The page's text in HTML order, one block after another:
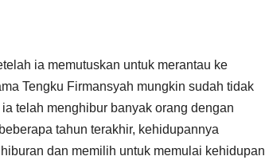
ia memutuskan untuk merantau ke
Tengku Firmansyah mungkin sudah tidak
telah menghibur banyak orang dengan
tahun terakhir, kehidupannya
dan memilih untuk memulai kehidupan